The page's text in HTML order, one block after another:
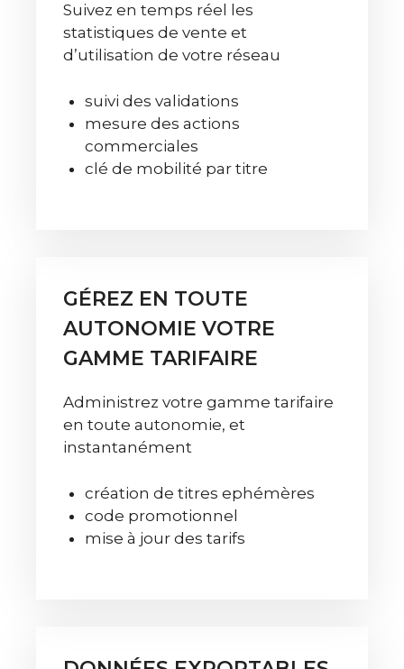
Suivez en temps réel les
statistiques de vente et
d’utilisation de votre réseau
suivi des validations
mesure des actions
commerciales
clé de mobilité par titre
GÉREZ EN TOUTE
AUTONOMIE VOTRE
GAMME TARIFAIRE
Administrez votre gamme tarifaire
en toute autonomie, et
instantanément
création de titres ephémères
code promotionnel
mise à jour des tarifs